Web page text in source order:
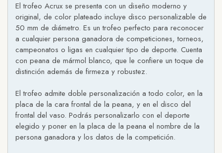
El trofeo Acrux se presenta con un diseño moderno y
original, de color plateado incluye disco personalizable de
50 mm de diámetro. Es un trofeo perfecto para reconocer
a cualquier persona ganadora de competiciones, torneos,
campeonatos o ligas en cualquier tipo de deporte. Cuenta
con peana de mármol blanco, que le confiere un toque de
distinción además de firmeza y robustez.
El trofeo admite doble personalización a todo color, en la
placa de la cara frontal de la peana, y en el disco del
frontal del vaso. Podrás personalizarlo con el deporte
elegido y poner en la placa de la peana el nombre de la
persona ganadora y los datos de la competición.